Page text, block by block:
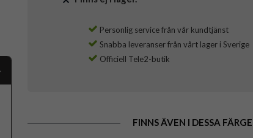
Personlig service från vår kundtjänst
Snabba leveranser från vårt lager i Sverige
Officiell Tele2-butik
FINNS ÄVEN I DESSA